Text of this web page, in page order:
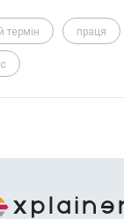
термін праця